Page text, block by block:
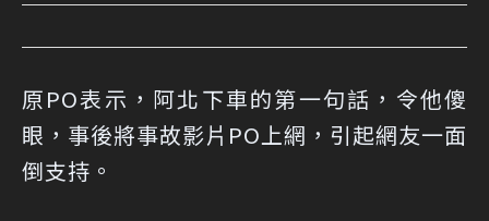
原PO表示，阿北下車的第一句話，令他傻
眼，事後將事故影片PO上網，引起網友一面
倒支持。